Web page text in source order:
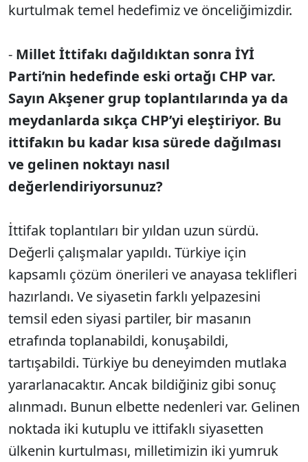
kurtulmak temel hedefimiz ve önceliğimizdir.
- Millet İttifakı dağıldıktan sonra İYİ
Parti’nin hedefinde eski ortağı CHP var.
Sayın Akşener grup toplantılarında ya da
meydanlarda sıkça CHP’yi eleştiriyor. Bu
ittifakın bu kadar kısa sürede dağılması
ve gelinen noktayı nasıl
değerlendiriyorsunuz?
İttifak toplantıları bir yıldan uzun sürdü.
Değerli çalışmalar yapıldı. Türkiye için
kapsamlı çözüm önerileri ve anayasa teklifleri
hazırlandı. Ve siyasetin farklı yelpazesini
temsil eden siyasi partiler, bir masanın
etrafında toplanabildi, konuşabildi,
tartışabildi. Türkiye bu deneyimden mutlaka
yararlanacaktır. Ancak bildiğiniz gibi sonuç
alınmadı. Bunun elbette nedenleri var. Gelinen
noktada iki kutuplu ve ittifaklı siyasetten
ülkenin kurtulması, milletimizin iki yumruk